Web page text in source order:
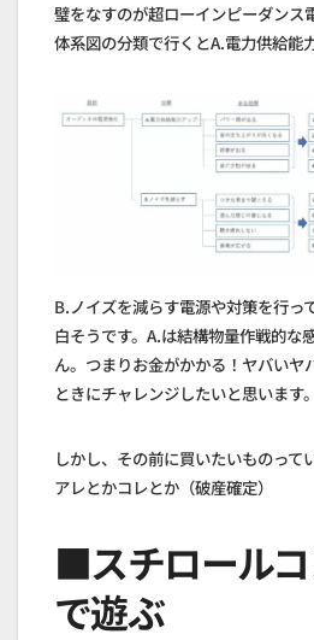
璧をなすのが超ローインピーダンス
体系図の分類で行くとA.電力供給能
B.ノイズを減らす電源や対策を行っ
白そうです。A.は結構物量作戦的な
ん。つまりお金がかかる！ヤバいヤ
ときにチャレンジしたいと思います
しかし、その前に買いたいものって
アレとかコレとか（破産確定）
■スチロール
で遊ぶ